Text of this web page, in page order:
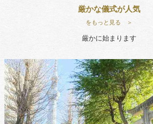
厳かな儀式が人気
をもっと見る ＞
厳かに始まります